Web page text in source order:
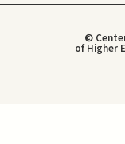
©
of Higher